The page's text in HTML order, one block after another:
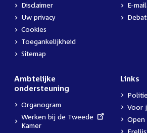
Disclaimer
Uw privacy
Cookies
Toegankelijkheid
Sitemap
E-
Ambtelijke
ondersteuning
Organogram
External
link:
Werken bij de Tweede
Kamer
Links
Voor
link:
Open